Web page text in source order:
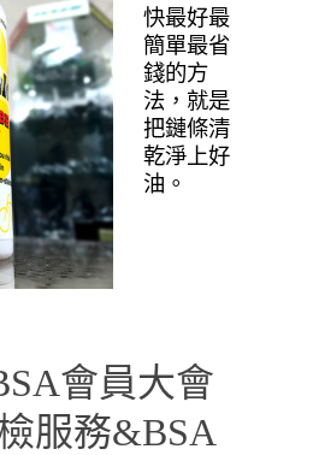
快最好最
簡單最省
錢的方
法，就是
把鏈條清
乾淨上好
油。
會員大會
服務&BSA